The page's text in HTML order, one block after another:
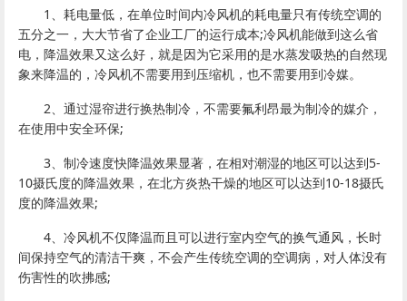
1、耗电量低，在单位时间内冷风机的耗电量只有传统空调的
五分之一，大大节省了企业工厂的运行成本;冷风机能做到这么省
电，降温效果又这么好，就是因为它采用的是水蒸发吸热的自然现
象来降温的，冷风机不需要用到压缩机，也不需要用到冷媒。
2、通过湿帘进行换热制冷，不需要氟利昂最为制冷的媒介，
在使用中安全环保;
3、制冷速度快降温效果显著，在相对潮湿的地区可以达到5-
10摄氏度的降温效果，在北方炎热干燥的地区可以达到10-18摄氏
度的降温效果;
4、冷风机不仅降温而且可以进行室内空气的换气通风，长时
间保持空气的清洁干爽，不会产生传统空调的空调病，对人体没有
伤害性的吹拂感;